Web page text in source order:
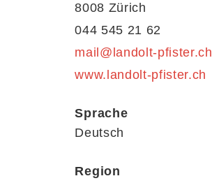
8008 Zürich
044 545 21 62
mail@landolt-pfister.ch
www.landolt-pfister.ch
Sprache
Deutsch
Region